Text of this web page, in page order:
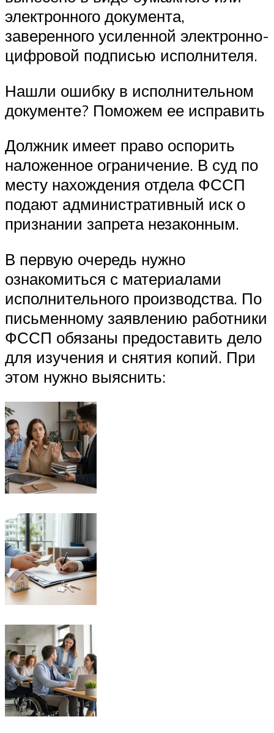
электронного документа,
заверенного усиленной электронно-
цифровой подписью исполнителя.
Нашли ошибку в исполнительном
документе? Поможем ее исправить
Должник имеет право оспорить
наложенное ограничение. В суд по
месту нахождения отдела ФССП
подают административный иск о
признании запрета незаконным.
В первую очередь нужно
ознакомиться с материалами
исполнительного производства. По
письменному заявлению работники
ФССП обязаны предоставить дело
для изучения и снятия копий. При
этом нужно выяснить: